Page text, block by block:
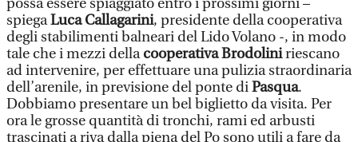
possa essere spiaggiato entro i prossimi giorni –
spiegaLuca Callagarini, presidente della cooperativa
degli stabilimenti balneari del Lido Volano -, in modo
tale che i mezzi dellacooperativa Brodoliniriescano
ad intervenire, per effettuare una pulizia straordinaria
dell’arenile, in previsione del ponte diPasqua.
Dobbiamo presentare un bel biglietto da visita. Per
ora le grosse quantità di tronchi, rami ed arbusti
trascinati a riva dalla piena del Po sono utili a fare da